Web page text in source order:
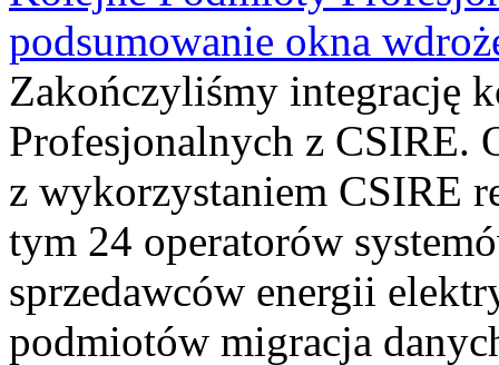
podsumowanie okna
Zakończyliśmy integrację
Profesjonalnych z CSIRE.
z wykorzystaniem CSIRE
tym 24 operatorów
sprzedawców energii
podmiotów migracja